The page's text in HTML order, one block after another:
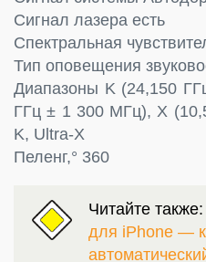
Сигнал лазера есть
Спектральная
Тип оповещения
Диапазоны K (24,150
ГГц ± 1 300 МГц), X
K, Ultra-X
Пеленг,° 360
Читайте также:
для iPhone —